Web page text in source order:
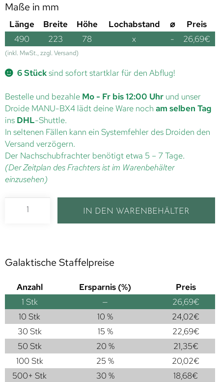
Maße in mm
Länge Breite Höhe Lochabstand ⌀
Preis
490
223 78 x - 26,69€
(inkl. MwSt., zzgl. Versand)
6 Stücksind sofort startklar für den Abflug!
Bestelle und bezahle Mo - Fr bis 12:00 Uhr und unser
Droide MANU-BX4 lädt deine Ware noch am selben Tag
ins DHL-Shuttle.
In seltenen Fällen kann ein Systemfehler des Droiden den
Versand verzögern.
Der Nachschubfrachter benötigt etwa 5 – 7 Tage.
(Der Zeitplan des Frachters ist im Warenbehälter
einzusehen)
IN DEN WARENBEHÄLTER
Galaktische Staffelpreise
Anzahl Ersparnis (%)
Preis
1 Stk — 26,69€
10 Stk
10 % 24,02€
30 Stk
15 % 22,69€
50 Stk
20 % 21,35€
100 Stk
25 % 20,02€
500+ Stk
30 % 18,68€